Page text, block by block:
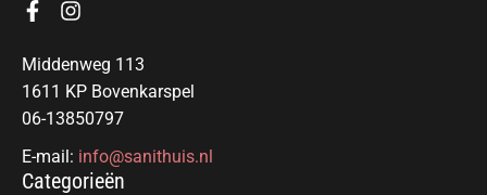
Middenweg 113
1611 KP Bovenkarspel
06-13850797
E-mail: info@sanithuis.nl
Categorieën